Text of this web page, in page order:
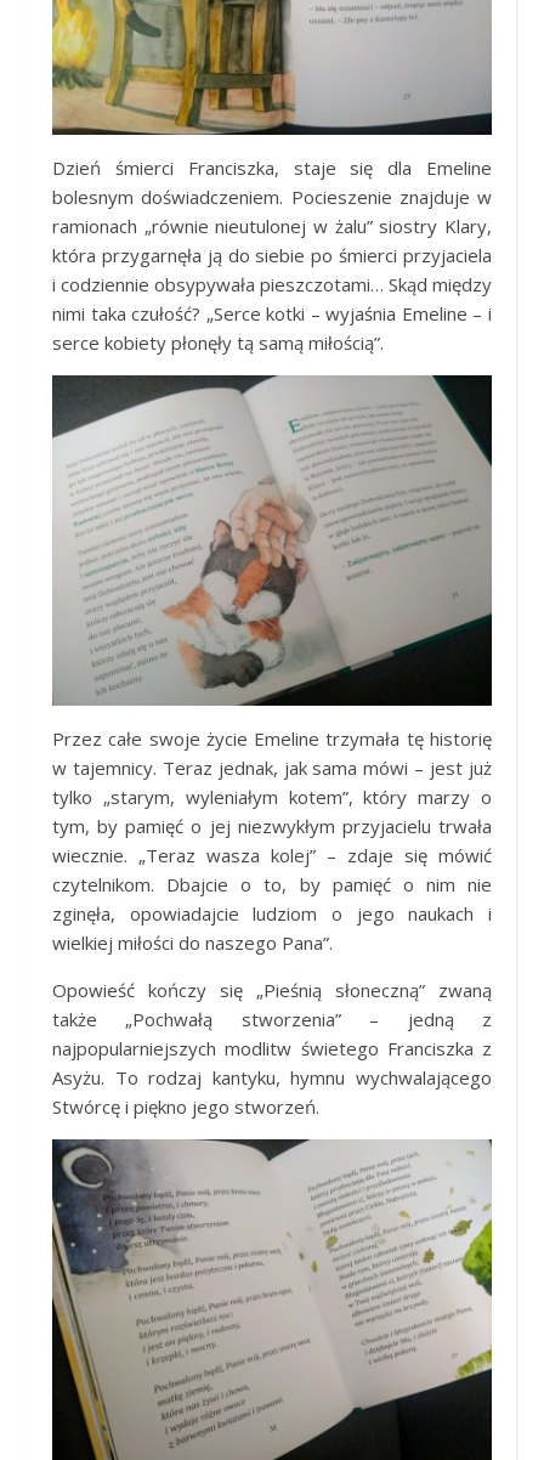
Dzień śmierci Franciszka, staje się dla Emeline
bolesnym doświadczeniem. Pocieszenie znajduje w
ramionach „równie nieutulonej w żalu” siostry Klary,
która przygarnęła ją do siebie po śmierci przyjaciela
i codziennie obsypywała pieszczotami… Skąd między
nimi taka czułość? „Serce kotki – wyjaśnia Emeline – i
serce kobiety płonęły tą samą miłością”.
Przez całe swoje życie Emeline trzymała tę historię
w tajemnicy. Teraz jednak, jak sama mówi – jest już
tylko „starym, wyleniałym kotem”, który marzy o
tym, by pamięć o jej niezwykłym przyjacielu trwała
wiecznie. „Teraz wasza kolej” – zdaje się mówić
czytelnikom. Dbajcie o to, by pamięć o nim nie
zginęła, opowiadajcie ludziom o jego naukach i
wielkiej miłości do naszego Pana”.
Opowieść kończy się „Pieśnią słoneczną” zwaną
także „Pochwałą stworzenia” – jedną z
najpopularniejszych modlitw świetego Franciszka z
Asyżu. To rodzaj kantyku, hymnu wychwalającego
Stwórcę i piękno jego stworzeń.